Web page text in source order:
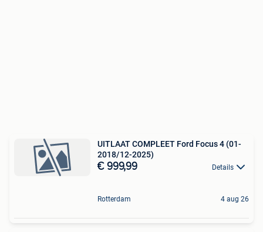
UITLAAT COMPLEET Ford Focus 4 (01-
2018/12-2025)
€ 999,99 Details
Rotterdam 4 aug 26